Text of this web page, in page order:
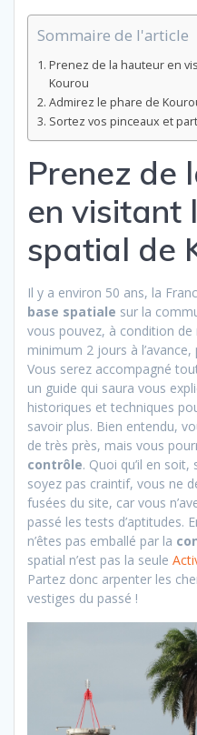
Sommaire de l'article
Prenez de la hauteur en
Kourou
Admirez le phare de
Sortez vos pinceaux et
Prenez de
en visitant
spatial de
Il y a environ 50 ans, la
base spatiale sur la
vous pouvez, à condition
minimum 2 jours à l’avance,
Vous serez accompagné
un guide qui saura vous
historiques et techniques
savoir plus. Bien entendu,
de très près, mais vous
contrôle. Quoi qu’il en
soyez pas craintif, vous ne
fusées du site, car vous
passé les tests d’aptitudes.
n’êtes pas emballé par la
spatial n’est pas la seule
Partez donc arpenter les
vestiges du passé !